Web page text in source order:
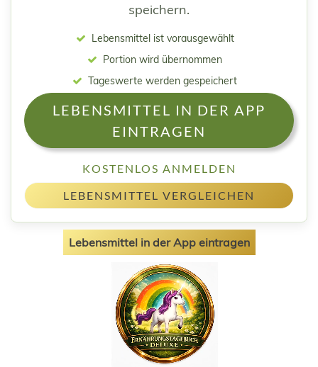
speichern.
Lebensmittel ist vorausgewählt
Portion wird übernommen
Tageswerte werden gespeichert
LEBENSMITTEL IN DER APP
EINTRAGEN
KOSTENLOS ANMELDEN
LEBENSMITTEL VERGLEICHEN
Lebensmittel in der App eintragen